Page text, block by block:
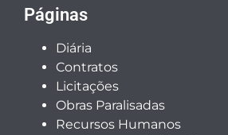
Páginas
Diária
Contratos
Licitações
Obras Paralisadas
Recursos Humanos